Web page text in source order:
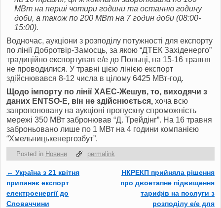
МВт на перші чотири години та останню годину
доби, а також по 200 МВт на 7 годин доби (08:00-
15:00).
Водночас, аукціони з розподілу потужності для експорту
по лінії Добротвір-Замосць, за якою “ДТЕК Західенерго”
традиційно експортував е/е до Польщі, на 15-16 травня
не проводилися. У травні цією лінією експорт
здійснювався 8-12 числа в цілому 6425 МВт-год.
Щодо імпорту по лінії ХАЕС-Жешув, то, виходячи з
даних ENTSO-E, він не здійснюється, хоча всю
запропоновану на аукціоні пропускну спроможність
мережі 350 МВт забронював “Д. Трейдінг”. На 16 травня
заброньовано лише по 1 МВт на 4 години компанією
“Хмельницькенергозбут”.
Posted in Новини permalink
Post navigation
← Україна з 21 квітня
припиняє експорт
електроенергії до
Словаччини
НКРЕКП прийняла рішення
про двоетапне підвищення
тарифів на послуги з
розподілу е/е для